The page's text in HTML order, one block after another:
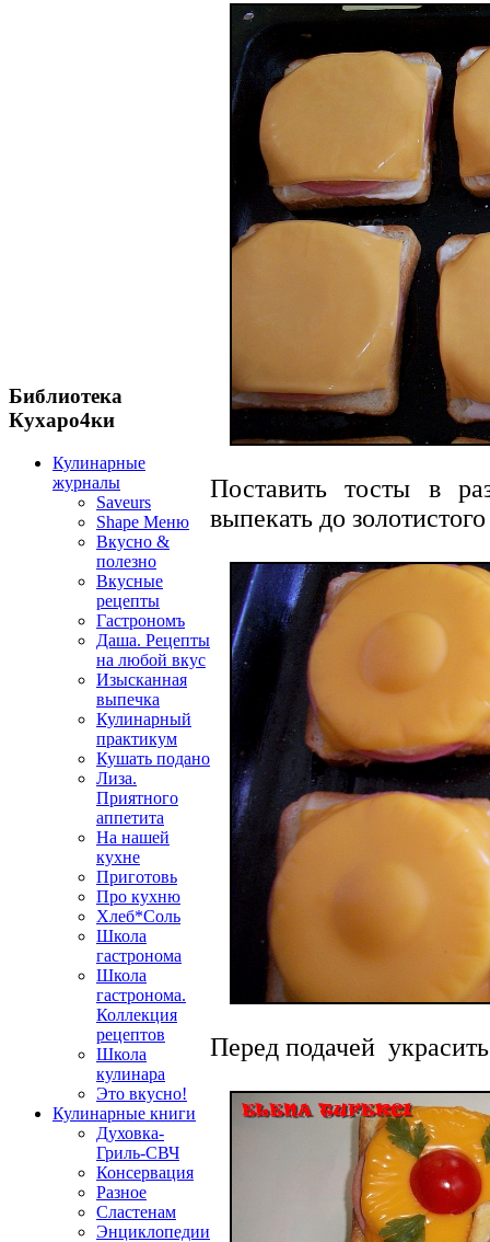
Библиотека
Кухаро4ки
Кулинарные
журналы
Saveurs
Shape Меню
Вкусно &
полезно
Вкусные
рецепты
Гастрономъ
Даша. Рецепты
на любой вкус
Изысканная
выпечка
Кулинарный
практикум
Кушать подано
Лиза.
Приятного
аппетита
На нашей
кухне
Приготовь
Про кухню
Хлеб*Соль
Школа
гастронома
Школа
гастронома.
Коллекция
рецептов
Школа
кулинара
Это вкусно!
Кулинарные книги
Духовка-
Гриль-СВЧ
Консервация
Разное
Сластенам
Энциклопедии
Поставить тосты в
выпекать до
Перед подачей